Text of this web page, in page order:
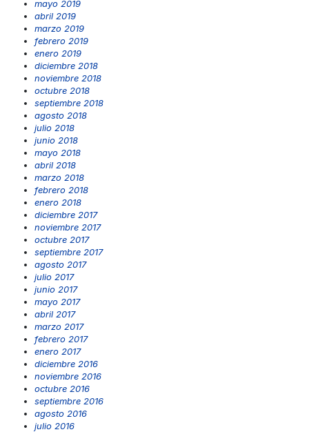
mayo 2019
abril 2019
marzo 2019
febrero 2019
enero 2019
diciembre 2018
noviembre 2018
octubre 2018
septiembre 2018
agosto 2018
julio 2018
junio 2018
mayo 2018
abril 2018
marzo 2018
febrero 2018
enero 2018
diciembre 2017
noviembre 2017
octubre 2017
septiembre 2017
agosto 2017
julio 2017
junio 2017
mayo 2017
abril 2017
marzo 2017
febrero 2017
enero 2017
diciembre 2016
noviembre 2016
octubre 2016
septiembre 2016
agosto 2016
julio 2016